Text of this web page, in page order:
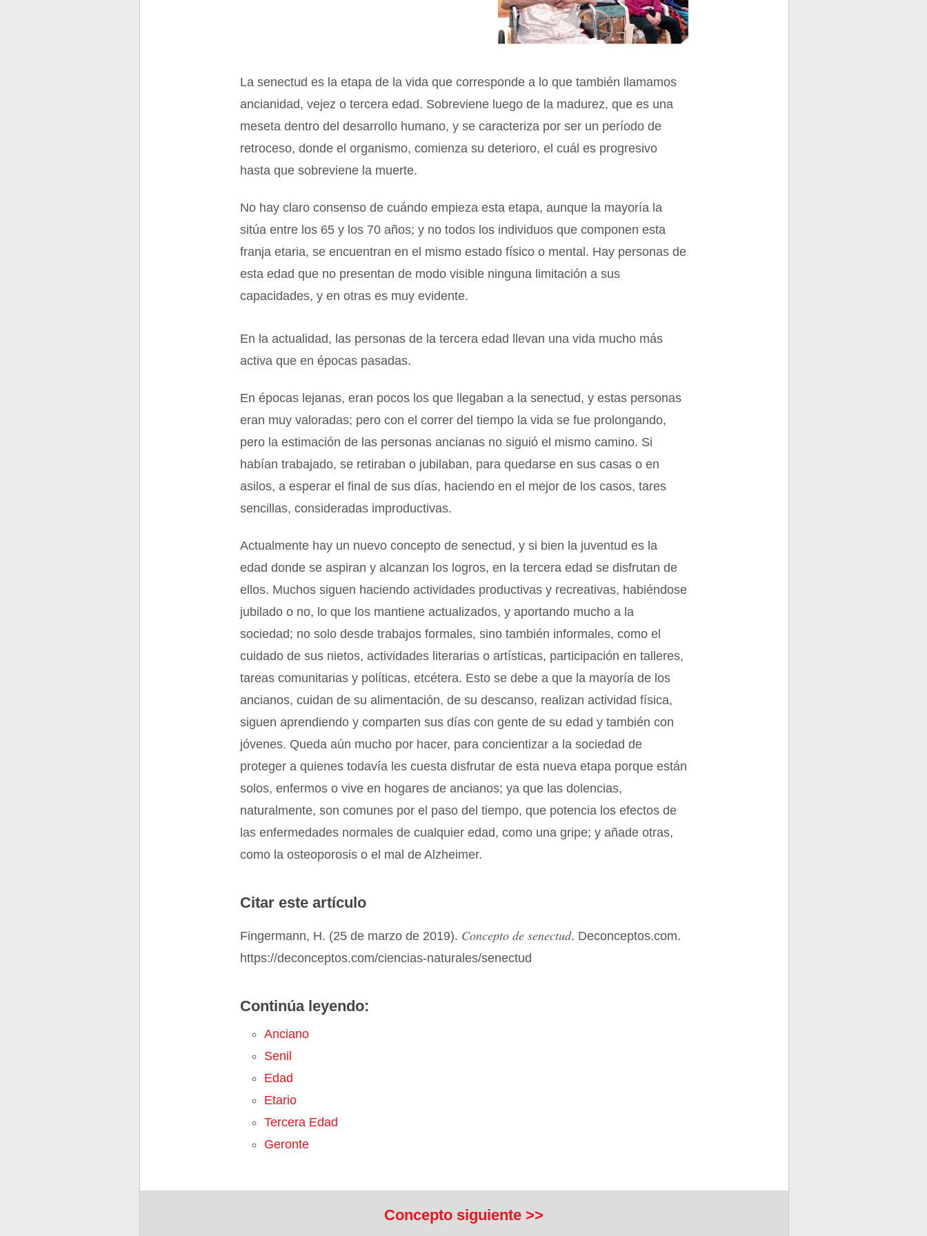
La senectud es la etapa de la vida que corresponde a lo que también llamamos
ancianidad, vejez o tercera edad. Sobreviene luego de la madurez, que es una
meseta dentro del desarrollo humano, y se caracteriza por ser un período de
retroceso, donde el organismo, comienza su deterioro, el cuál es progresivo
hasta que sobreviene la muerte.
No hay claro consenso de cuándo empieza esta etapa, aunque la mayoría la
sitúa entre los 65 y los 70 años; y no todos los individuos que componen esta
franja etaria, se encuentran en el mismo estado físico o mental. Hay personas de
esta edad que no presentan de modo visible ninguna limitación a sus
capacidades, y en otras es muy evidente.
En la actualidad, las personas de la tercera edad llevan una vida mucho más
activa que en épocas pasadas.
En épocas lejanas, eran pocos los que llegaban a la senectud, y estas personas
eran muy valoradas; pero con el correr del tiempo la vida se fue prolongando,
pero la estimación de las personas ancianas no siguió el mismo camino. Si
habían trabajado, se retiraban o jubilaban, para quedarse en sus casas o en
asilos, a esperar el final de sus días, haciendo en el mejor de los casos, tares
sencillas, consideradas improductivas.
Actualmente hay un nuevo concepto de senectud, y si bien la juventud es la
edad donde se aspiran y alcanzan los logros, en la tercera edad se disfrutan de
ellos. Muchos siguen haciendo actividades productivas y recreativas, habiéndose
jubilado o no, lo que los mantiene actualizados, y aportando mucho a la
sociedad; no solo desde trabajos formales, sino también informales, como el
cuidado de sus nietos, actividades literarias o artísticas, participación en talleres,
tareas comunitarias y políticas, etcétera. Esto se debe a que la mayoría de los
ancianos, cuidan de su alimentación, de su descanso, realizan actividad física,
siguen aprendiendo y comparten sus días con gente de su edad y también con
jóvenes. Queda aún mucho por hacer, para concientizar a la sociedad de
proteger a quienes todavía les cuesta disfrutar de esta nueva etapa porque están
solos, enfermos o vive en hogares de ancianos; ya que las dolencias,
naturalmente, son comunes por el paso del tiempo, que potencia los efectos de
las enfermedades normales de cualquier edad, como una gripe; y añade otras,
como la osteoporosis o el mal de Alzheimer.
Citar este artículo
Fingermann, H. (25 de marzo de 2019). Concepto de senectud. Deconceptos.com.
https://deconceptos.com/ciencias-naturales/senectud
Continúa leyendo:
Anciano
Senil
Edad
Etario
Tercera Edad
Geronte
Concepto siguiente >>